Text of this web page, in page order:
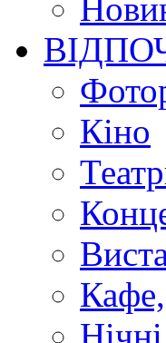
Кіно